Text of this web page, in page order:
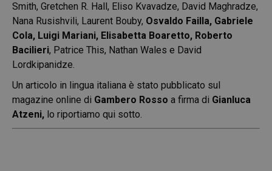
Smith, Gretchen R. Hall, Eliso Kvavadze, David Maghradze,
Nana Rusishvili, Laurent Bouby, Osvaldo Failla, Gabriele
Cola, Luigi Mariani, Elisabetta Boaretto, Roberto
Bacilieri, Patrice This, Nathan Wales e David
Lordkipanidze.
Un articolo in lingua italiana è stato pubblicato sul
magazine online di Gambero Rosso a firma di Gianluca
Atzeni, lo riportiamo qui sotto.